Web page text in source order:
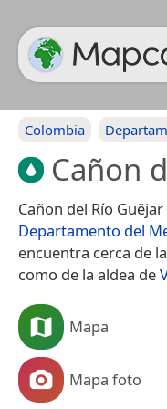
Colombia
Cañon
Cañon del Río
Departamento del
encuentra cerca de
como de la aldea de
Mapa
Mapa foto